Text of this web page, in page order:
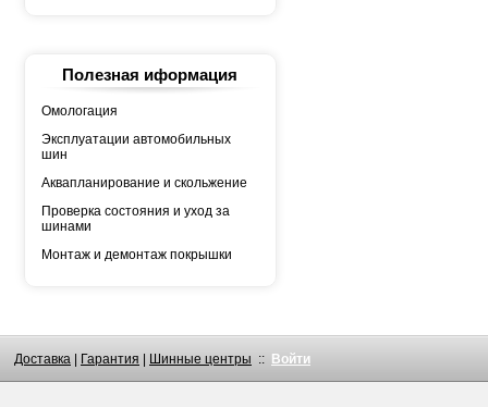
Росава
Полезная иформация
Омологация
Эксплуатации автомобильных
шин
Аквапланирование и скольжение
Проверка состояния и уход за
шинами
Монтаж и демонтаж покрышки
Доставка Гарантия Шинные центры :: Войти